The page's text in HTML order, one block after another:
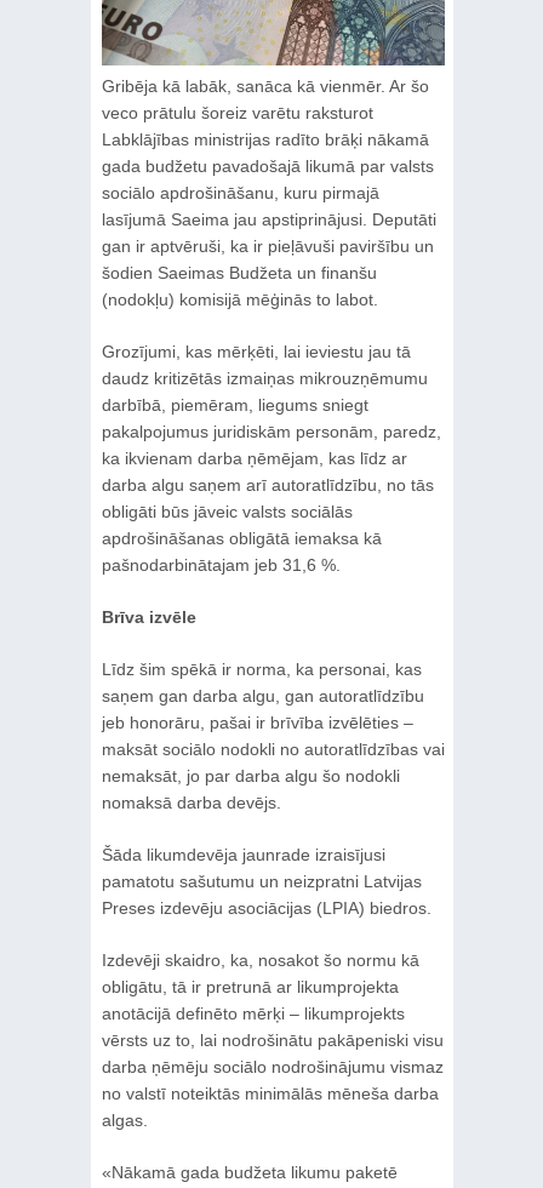
Gribēja kā labāk, sanāca kā vienmēr. Ar šo
veco prātulu šoreiz varētu raksturot
Labklājības ministrijas radīto brāķi nākamā
gada budžetu pavadošajā likumā par valsts
sociālo apdrošināšanu, kuru pirmajā
lasījumā Saeima jau apstiprinājusi. Deputāti
gan ir aptvēruši, ka ir pieļāvuši paviršību un
šodien Saeimas Budžeta un finanšu
(nodokļu) komisijā mēģinās to labot.
Grozījumi, kas mērķēti, lai ieviestu jau tā
daudz kritizētās izmaiņas mikrouzņēmumu
darbībā, piemēram, liegums sniegt
pakalpojumus juridiskām personām, paredz,
ka ikvienam darba ņēmējam, kas līdz ar
darba algu saņem arī autoratlīdzību, no tās
obligāti būs jāveic valsts sociālās
apdrošināšanas obligātā iemaksa kā
pašnodarbinātajam jeb 31,6 %.
Brīva izvēle
Līdz šim spēkā ir norma, ka personai, kas
saņem gan darba algu, gan autoratlīdzību
jeb honorāru, pašai ir brīvība izvēlēties –
maksāt sociālo nodokli no autoratlīdzības vai
nemaksāt, jo par darba algu šo nodokli
nomaksā darba devējs.
Šāda likumdevēja jaunrade izraisījusi
pamatotu sašutumu un neizpratni Latvijas
Preses izdevēju asociācijas (LPIA) biedros.
Izdevēji skaidro, ka, nosakot šo normu kā
obligātu, tā ir pretrunā ar likumprojekta
anotācijā definēto mērķi – likumprojekts
vērsts uz to, lai nodrošinātu pakāpeniski visu
darba ņēmēju sociālo nodrošinājumu vismaz
no valstī noteiktās minimālās mēneša darba
algas.
«Nākamā gada budžeta likumu paketē